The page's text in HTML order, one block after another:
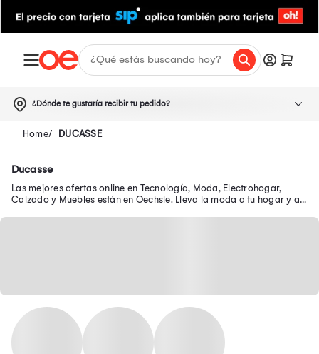
¿Dónde te gustaría recibir tu pedido?
DUCASSE
Ducasse
Las mejores ofertas online en Tecnología, Moda, Electrohogar,
Calzado y Muebles están en Oechsle. Lleva la moda a tu hogar y a